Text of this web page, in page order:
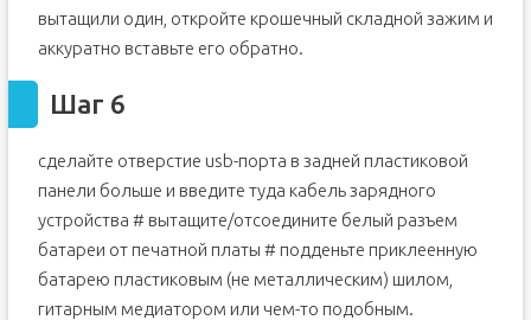
вытащили один, откройте крошечный складной зажим и
аккуратно вставьте его обратно.
Шаг 6
сделайте отверстие usb-порта в задней пластиковой
панели больше и введите туда кабель зарядного
устройства # вытащите/отсоедините белый разъем
батареи от печатной платы # подденьте приклеенную
батарею пластиковым (не металлическим) шилом,
гитарным медиатором или чем-то подобным.